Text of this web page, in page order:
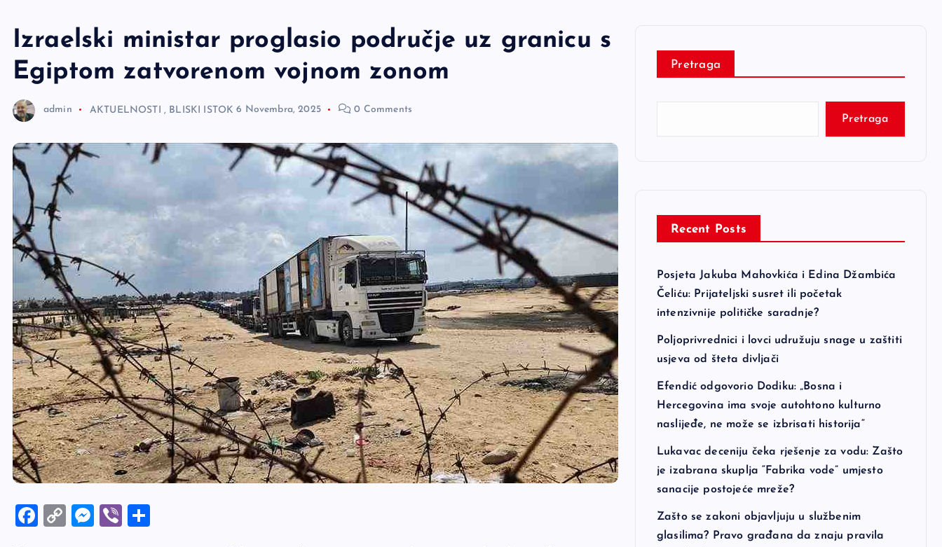
Izraelski ministar proglasio područje uz granicu s
Egiptom zatvorenom vojnom zonom
admin AKTUELNOSTI , BLISKI ISTOK 6 Novembra, 2025 0 Comments
F
C
M
Vi
Pretraga
Pretraga
Recent Posts
Posjeta Jakuba Mahovkića i Edina Džambića
Čeliću: Prijateljski susret ili početak
intenzivnije političke saradnje?
Poljoprivrednici i lovci udružuju snage u zaštiti
usjeva od šteta divljači
Efendić odgovorio Dodiku: „Bosna i
Hercegovina ima svoje autohtono kulturno
naslijeđe, ne može se izbrisati historija“
Lukavac deceniju čeka rješenje za vodu: Zašto
je izabrana skuplja “Fabrika vode” umjesto
sanacije postojeće mreže?
Zašto se zakoni objavljuju u službenim
glasilima? Pravo građana da znaju pravila